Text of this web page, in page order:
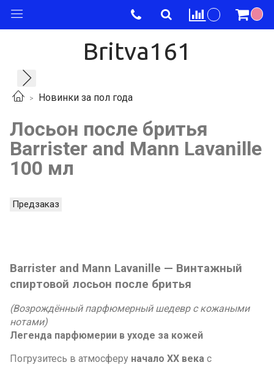
Britva161
Новинки за пол года
Лосьон после бритья
Barrister and Mann Lavanille
100 мл
Предзаказ
Barrister and Mann Lavanille — Винтажный
спиртовой лосьон после бритья
(Возрождённый парфюмерный шедевр с кожаными
нотами)
Легенда парфюмерии в уходе за кожей
Погрузитесь в атмосферу начало XX века с